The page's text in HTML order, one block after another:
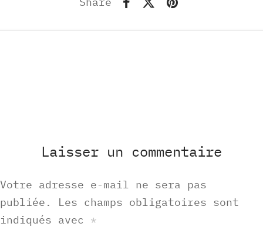
Laisser un commentaire
Votre adresse e-mail ne sera pas
publiée.
Les champs obligatoires sont
indiqués avec *